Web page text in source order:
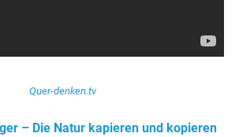
Quer-denken.tv
– Die Natur kapieren und kopieren